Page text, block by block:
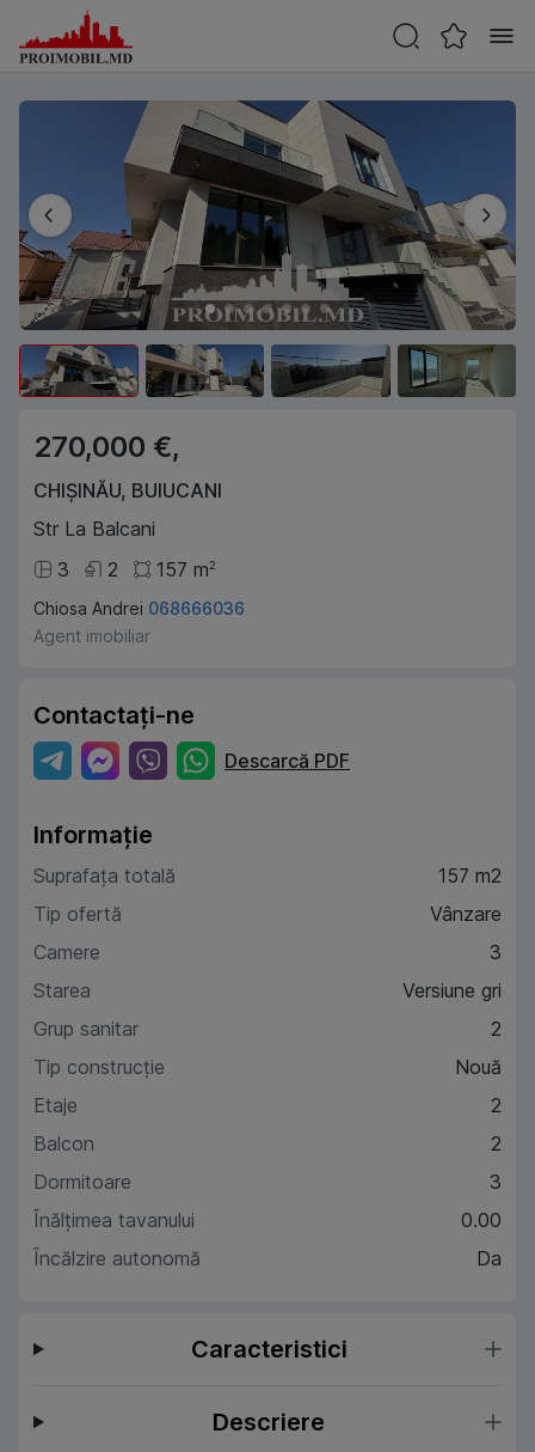
270,000 €,
CHIȘINĂU, BUIUCANI
Str La Balcani
3
2 157 m2
Chiosa Andrei 068666036
Agent imobiliar
Contactați-ne
Descarcă PDF
Informație
Suprafața totală
157 m2
Tip ofertă
Vânzare
Camere
3
Starea
Versiune gri
Grup sanitar
2
Tip construcție
Nouă
Etaje
2
Balcon
2
Dormitoare
3
Înălțimea tavanului
0.00
Încălzire autonomă
Da
Caracteristici
Descriere